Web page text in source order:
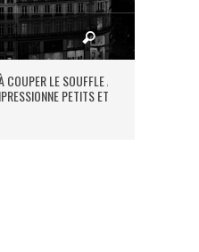
LE SOUFFLE AU
PETITS ET